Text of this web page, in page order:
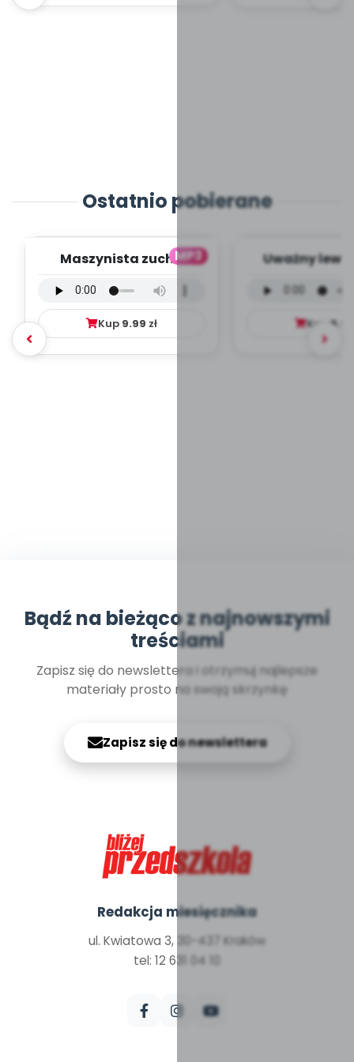
Ostatnio pobierane
MP3
Maszynista zuch -
mp3)
Kup 9.99 zł
Uważny lew
Kup 9.99
Bądź na bieżąco z najnowszymi
treściami
Zapisz się do newslettera i otrzymuj najlepsze
materiały prosto na swoją skrzynkę
Zapisz się do newslettera
Redakcja miesięcznika
ul. Kwiatowa 3, 30-437 Kraków
tel: 12 631 04 10